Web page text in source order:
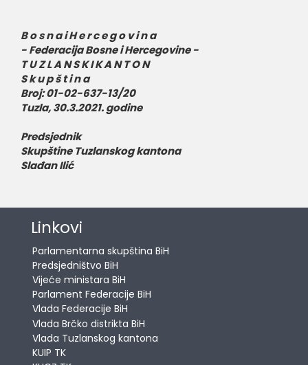
B o s n a i H e r c e g o v i n a
- Federacija Bosne i Hercegovine -
T U Z L A N S K I K A N T O N
S k u p š t i n a
Broj: 01-02-637-13/20
Tuzla, 30.3.2021. godine
Predsjednik
Skupštine Tuzlanskog kantona
Slađan Ilić
Linkovi
Parlamentarna skupština BiH
Predsjedništvo BiH
Vijeće ministara BiH
Parlament Federacije BiH
Vlada Federacije BiH
Vlada Brčko distrikta BiH
Vlada Tuzlanskog kantona
KUIP TK